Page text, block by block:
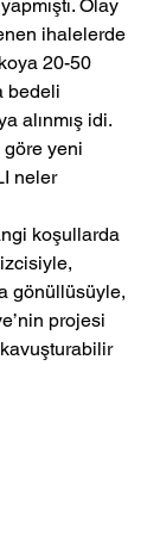
Olay
ihalelerde
20-50
bedeli
alınmış idi.
göre yeni
neler
koşullarda
gönüllüsüyle,
projesi